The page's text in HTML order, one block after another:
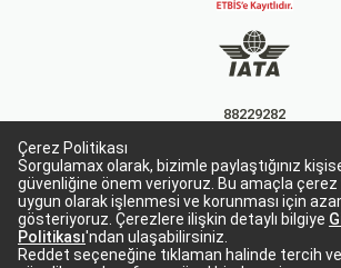
Çerez Politikası
Sorgulamax olarak, bizimle paylaştığınız
güvenliğine önem veriyoruz. Bu amaçla
uygun olarak işlenmesi ve korunması için
gösteriyoruz. Çerezlere ilişkin detaylı bilgiye
Politikası'ndan ulaşabilirsiniz.
Reddet seçeneğine tıklaman halinde tercih ve
88229282
15863